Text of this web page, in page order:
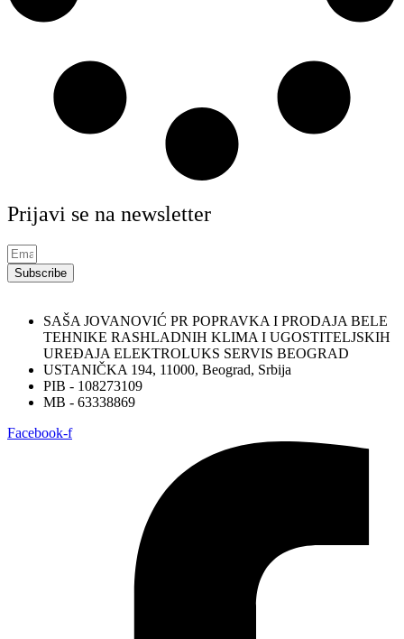
Prijavi se na newsletter
Subscribe
SAŠA JOVANOVIĆ PR POPRAVKA I PRODAJA BELE
TEHNIKE RASHLADNIH KLIMA I UGOSTITELJSKIH
UREĐAJA ELEKTROLUKS SERVIS BEOGRAD
USTANIČKA 194, 11000, Beograd, Srbija
PIB - 108273109
MB - 63338869
Facebook-f